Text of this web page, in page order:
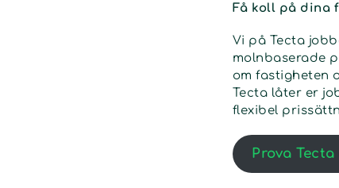
Få koll på dina
Vi på Tecta
molnbaserade
om fastigheten
Tecta låter er
flexibel
Prova